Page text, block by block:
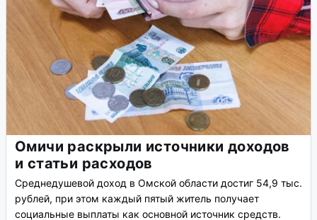
Омичи раскрыли источники доходов
и статьи расходов
Среднедушевой доход в Омской области достиг 54,9 тыс.
рублей, при этом каждый пятый житель получает
социальные выплаты как основной источник средств.